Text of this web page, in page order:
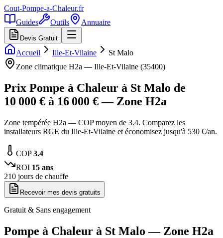
Cout-Pompe-a-Chaleur.fr
Guides
Outils Annuaire
Devis Gratuit
Accueil Ille-Et-Vilaine
St Malo
Zone climatique H2a — Ille-Et-Vilaine (35400)
Prix Pompe à Chaleur à St Malo de
10 000 € à 16 000 € — Zone H2a
Zone tempérée H2a — COP moyen de 3.4. Comparez les
installateurs RGE du Ille-Et-Vilaine et économisez jusqu'à 530 €/an.
COP3.4
ROI 15 ans
210 jours de chauffe
Recevoir mes devis gratuits
Gratuit & Sans engagement
Pompe à Chaleur à St Malo — Zone H2a